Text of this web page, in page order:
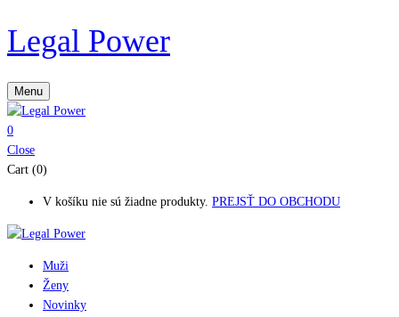
Legal Power
Menu
0
Close
Cart (0)
V košíku nie sú žiadne produkty. PREJSŤ DO OBCHODU
Muži
Ženy
Novinky